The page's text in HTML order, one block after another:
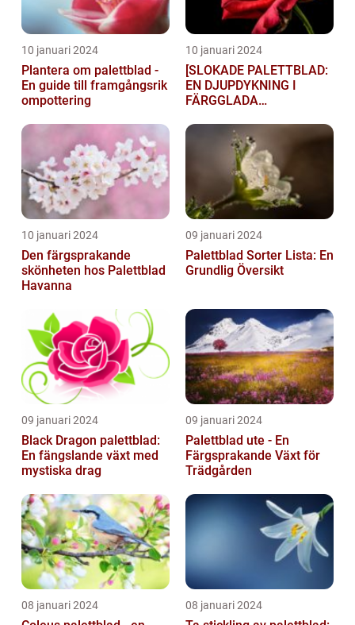
10 januari 2024
Plantera om palettblad -
En guide till framgångsrik
ompottering
10 januari 2024
[SLOKADE PALETTBLAD:
EN DJUPDYKNING I
FÄRGGLADA
UNDERBARA VÄRLD]
10 januari 2024
Den färgsprakande
skönheten hos Palettblad
Havanna
09 januari 2024
Palettblad Sorter Lista: En
Grundlig Översikt
09 januari 2024
Black Dragon palettblad:
En fängslande växt med
mystiska drag
09 januari 2024
Palettblad ute - En
Färgsprakande Växt för
Trädgården
08 januari 2024 08 januari 2024